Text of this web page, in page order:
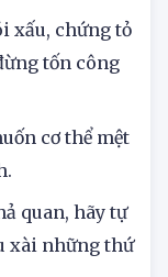
chứng tỏ
tốn công
cơ thể mệt
quan, hãy tự